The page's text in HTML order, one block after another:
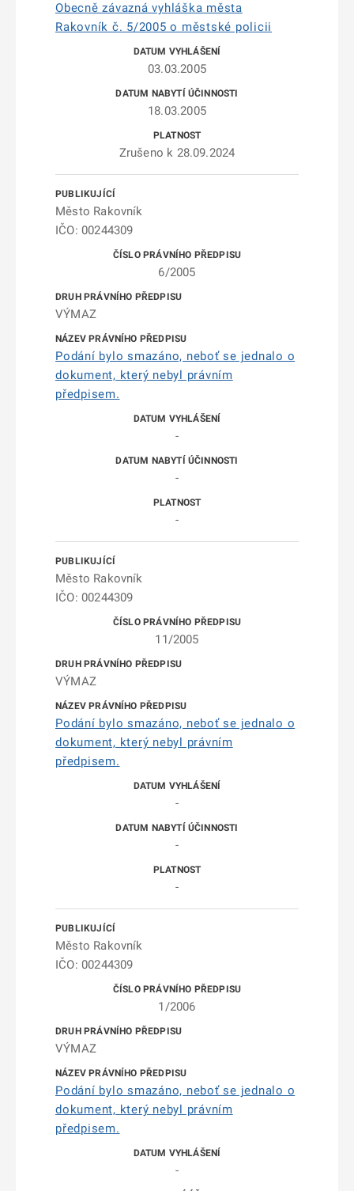
Obecně závazná vyhláška města
Rakovník č. 5/2005 o městské policii
03.03.2005
18.03.2005
Zrušeno k 28.09.2024
Město Rakovník
IČO: 00244309
6/2005
VÝMAZ
Podání bylo smazáno, neboť se jednalo o
dokument, který nebyl právním
předpisem.
-
-
-
Město Rakovník
IČO: 00244309
11/2005
VÝMAZ
Podání bylo smazáno, neboť se jednalo o
dokument, který nebyl právním
předpisem.
-
-
-
Město Rakovník
IČO: 00244309
1/2006
VÝMAZ
Podání bylo smazáno, neboť se jednalo o
dokument, který nebyl právním
předpisem.
-